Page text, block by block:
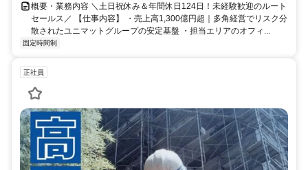
概要・業務内容 ＼土日祝休み＆年間休日124日！未経験歓迎のルート
セールス／ 【仕事内容】 ・売上高1,300億円超｜多角経営でリスク分
散されたユニマットグループの安定基盤 ・担当エリアのオフィ...
固定時間制
正社員